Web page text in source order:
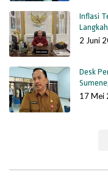
Inflasi
2 Juni
Desk
17 Mei